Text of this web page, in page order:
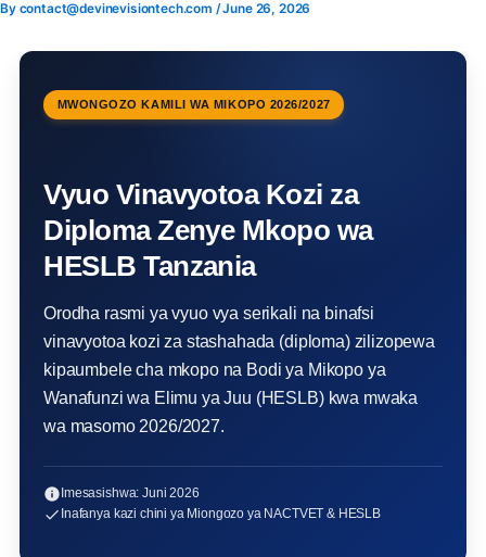
Skip
content
By contact@devinevisiontech.com /June 26, 2026
MWONGOZO KAMILI WA MIKOPO 2026/2027
Vyuo Vinavyotoa Kozi za
Diploma Zenye Mkopo wa
HESLB Tanzania
Orodha rasmi ya vyuo vya serikali na binafsi
vinavyotoa kozi za stashahada (diploma) zilizopewa
kipaumbele cha mkopo na Bodi ya Mikopo ya
Wanafunzi wa Elimu ya Juu (HESLB) kwa mwaka
wa masomo 2026/2027.
Imesasishwa: Juni 2026
Inafanya kazi chini ya Miongozo ya NACTVET & HESLB